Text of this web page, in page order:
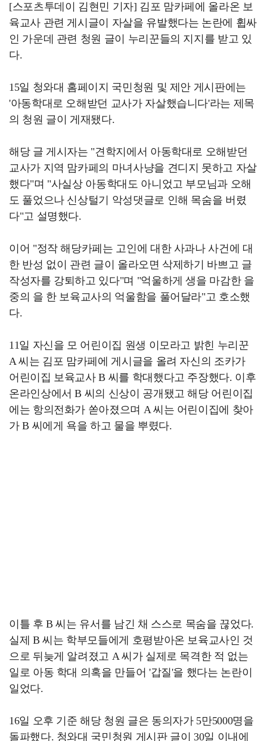
[스포츠투데이 김현민 기자] 김포 맘카페에 올라온 보
육교사 관련 게시글이 자살을 유발했다는 논란에 휩싸
인 가운데 관련 청원 글이 누리꾼들의 지지를 받고 있
다.
15일 청와대 홈페이지 국민청원 및 제안 게시판에는
'아동학대로 오해받던 교사가 자살했습니다'라는 제목
의 청원 글이 게재됐다.
해당 글 게시자는 "견학지에서 아동학대로 오해받던
교사가 지역 맘카페의 마녀사냥을 견디지 못하고 자살
했다"며 "사실상 아동학대도 아니었고 부모님과 오해
도 풀었으나 신상털기 악성댓글로 인해 목숨을 버렸
다"고 설명했다.
이어 "정작 해당카페는 고인에 대한 사과나 사건에 대
한 반성 없이 관련 글이 올라오면 삭제하기 바쁘고 글
작성자를 강퇴하고 있다"며 "억울하게 생을 마감한 을
중의 을 한 보육교사의 억울함을 풀어달라"고 호소했
다.
11일 자신을 모 어린이집 원생 이모라고 밝힌 누리꾼
A 씨는 김포 맘카페에 게시글을 올려 자신의 조카가
어린이집 보육교사 B 씨를 학대했다고 주장했다. 이후
온라인상에서 B 씨의 신상이 공개됐고 해당 어린이집
에는 항의전화가 쏟아졌으며 A 씨는 어린이집에 찾아
가 B 씨에게 욕을 하고 물을 뿌렸다.
이틀 후 B 씨는 유서를 남긴 채 스스로 목숨을 끊었다.
실제 B 씨는 학부모들에게 호평받아온 보육교사인 것
으로 뒤늦게 알려졌고 A 씨가 실제로 목격한 적 없는
일로 아동 학대 의혹을 만들어 '갑질'을 했다는 논란이
일었다.
16일 오후 기준 해당 청원 글은 동의자가 5만5000명을
돌파했다. 청와대 국민청원 게시판 글이 30일 이내에